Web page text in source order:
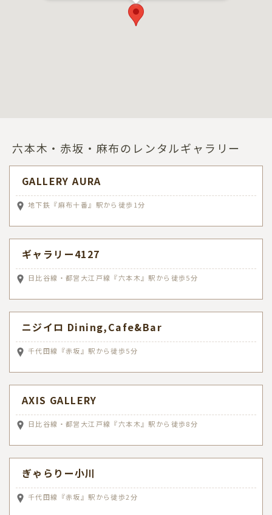
六本木・赤坂・麻布のレンタルギャラリー
GALLERY AURA
地下鉄『麻布十番』駅から徒歩1分
ギャラリー4127
日比谷線・都営大江戸線『六本木』駅から徒歩5分
ニジイロ Dining,Cafe&Bar
千代田線『赤坂』駅から徒歩5分
AXIS GALLERY
日比谷線・都営大江戸線『六本木』駅から徒歩8分
ぎゃらりー小川
千代田線『赤坂』駅から徒歩2分